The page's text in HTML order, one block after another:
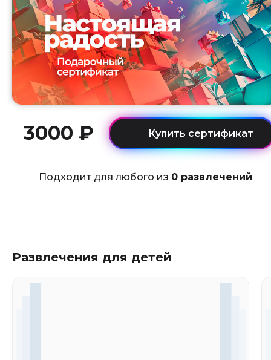
3000 ₽
Подходит для любого из 0 развлечений
Развлечения для детей